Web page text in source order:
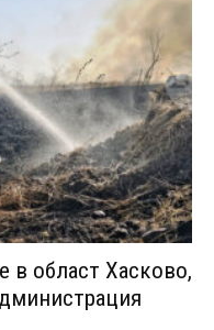
в област Хасково,